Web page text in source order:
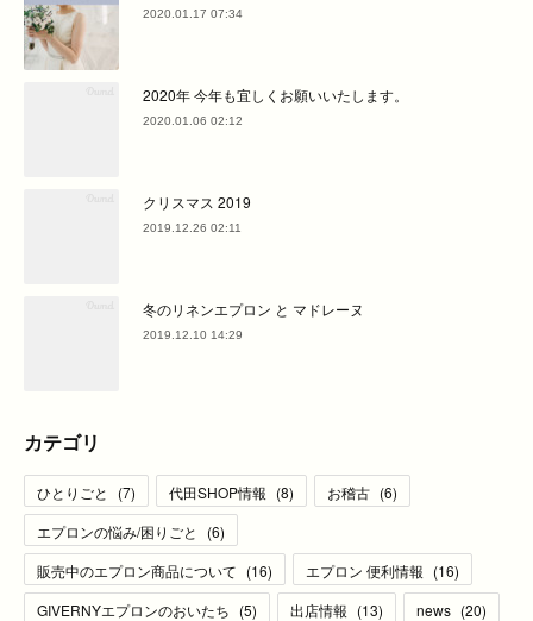
2020.01.17 07:34
2020年 今年も宜しくお願いいたします。
2020.01.06 02:12
クリスマス 2019
2019.12.26 02:11
冬のリネンエプロン と マドレーヌ
2019.12.10 14:29
カテゴリ
ひとりごと (7) 代田SHOP情報 (8) お稽古 (6)
エプロンの悩み/困りごと
(6)
販売中のエプロン商品について (16) エプロン 便利情報 (16)
GIVERNYエプロンのおいたち (5) 出店情報 (13) news (20)